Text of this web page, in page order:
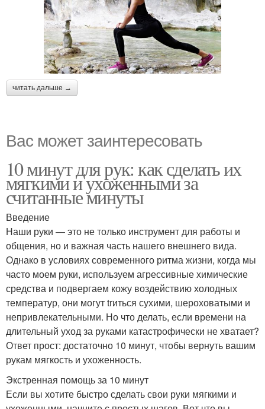
читать дальше →
Вас может заинтересовать
10 минут для рук: как сделать их
мягкими и ухоженными за
считанные минуты
Введение
Наши руки — это не только инструмент для работы и
общения, но и важная часть нашего внешнего вида.
Однако в условиях современного ритма жизни, когда мы
часто моем руки, используем агрессивные химические
средства и подвергаем кожу воздействию холодных
температур, они могут trиться сухими, шероховатыми и
непривлекательными. Но что делать, если времени на
длительный уход за руками катастрофически не хватает?
Ответ прост: достаточно 10 минут, чтобы вернуть вашим
рукам мягкость и ухоженность.
Экстренная помощь за 10 минут
Если вы хотите быстро сделать свои руки мягкими и